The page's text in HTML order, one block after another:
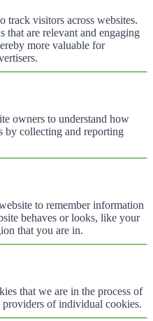
track visitors across websites.
that are relevant and engaging
more valuable for
owners to understand how
by collecting and reporting
to remember information
behaves or looks, like your
that you are in.
that we are in the process of
of individual cookies.